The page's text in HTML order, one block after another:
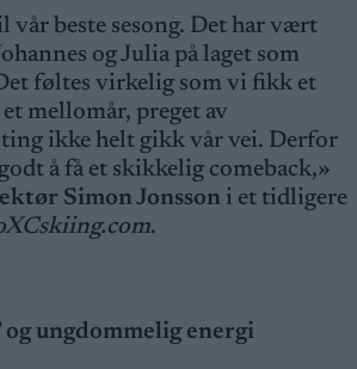
vår beste sesong. Det har vært
og Julia på laget som
føltes virkelig som vi fikk et
mellomår, preget av
ikke helt gikk vår vei. Derfor
å få et skikkelig comeback,»
Simon Jonsson i et tidligere
.
og ungdommelig energi